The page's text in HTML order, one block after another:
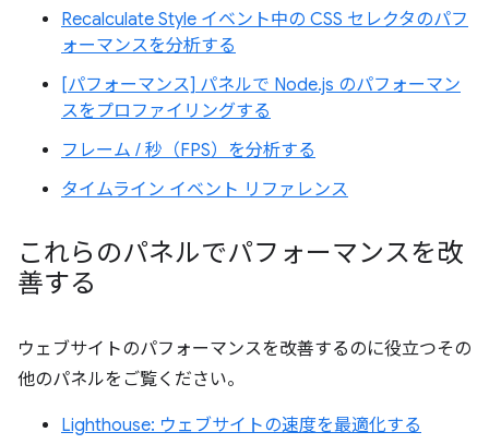
Recalculate Style イベント中の CSS セレクタのパフ
ォーマンスを分析する
[パフォーマンス] パネルで Node.js のパフォーマン
スをプロファイリングする
フレーム / 秒（FPS）を分析する
タイムライン イベント リファレンス
これらのパネルでパフォーマンスを改
善する
ウェブサイトのパフォーマンスを改善するのに役立つその
他のパネルをご覧ください。
Lighthouse: ウェブサイトの速度を最適化する